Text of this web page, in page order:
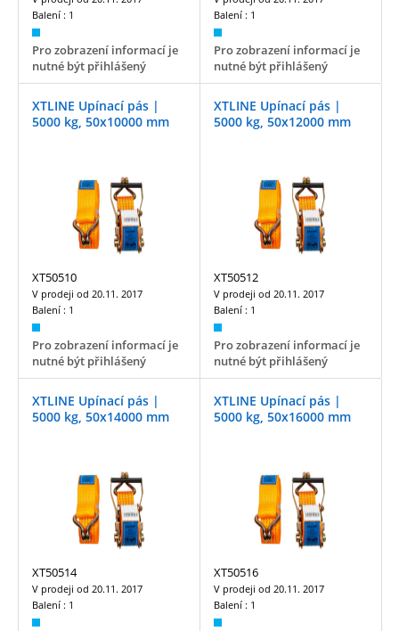
Balení : 1
Pro zobrazení informací je
nutné být přihlášený
Balení : 1
Pro zobrazení informací je
nutné být přihlášený
XTLINE Upínací pás |
5000 kg, 50x10000 mm
XT50510
V prodeji od 20.11. 2017
Balení : 1
Pro zobrazení informací je
nutné být přihlášený
XTLINE Upínací pás |
5000 kg, 50x12000 mm
XT50512
V prodeji od 20.11. 2017
Balení : 1
Pro zobrazení informací je
nutné být přihlášený
XTLINE Upínací pás |
5000 kg, 50x14000 mm
XT50514
V prodeji od 20.11. 2017
Balení : 1
XTLINE Upínací pás |
5000 kg, 50x16000 mm
XT50516
V prodeji od 20.11. 2017
Balení : 1